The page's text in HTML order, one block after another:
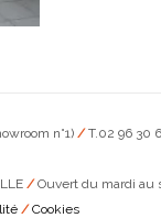
n°1) /T.02 96 30
/Ouvert du mardi au
/ Cookies